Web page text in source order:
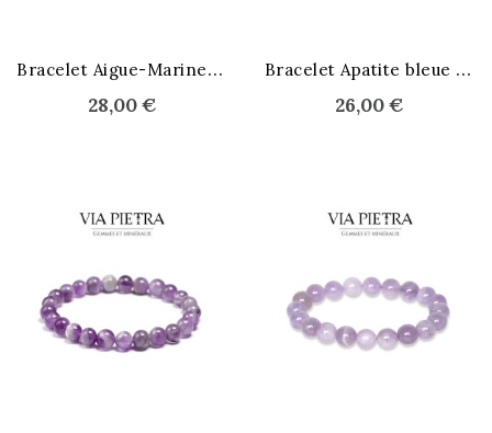
B
racelet Aigue-Marine 8 mm
28,00 €
B
racelet Apatite bleue 8 mm
26,00 €